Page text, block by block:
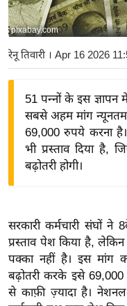
य
बि
ज़
ने
द्यो
वि
शे
ष
ज्ञ
रा
pixabay.com
रेनू तिवारी । Apr 16 2026
51 पन्नों के इस ज्ञापन
सबसे अहम मांग
69,000 रुपये करना
भी प्रस्ताव दिया
बढ़ोतरी होगी।
सरकारी कर्मचारी संघों
प्रस्ताव पेश किया है,
पक्का नहीं है। इस मांग
बढ़ोतरी करके इसे
से काफ़ी ज़्यादा है। नेशनल